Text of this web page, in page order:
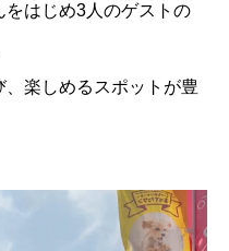
をはじめ3人のゲストの
楽しめるスポットが豊